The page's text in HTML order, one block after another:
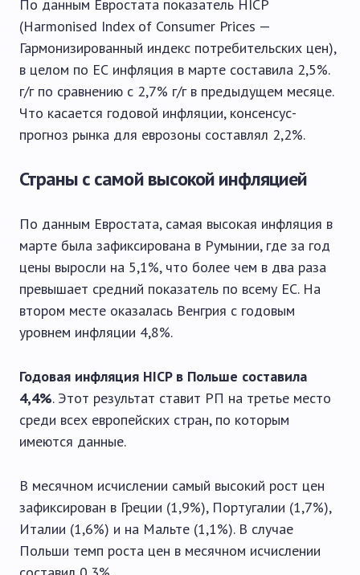
По данным Евростата показатель HICP
(Harmonised Index of Consumer Prices —
Гармонизированный индекс потребительских цен),
в целом по ЕС инфляция в марте составила 2,5%.
г/г по сравнению с 2,7% г/г в предыдущем месяце.
Что касается годовой инфляции, консенсус-
прогноз рынка для еврозоны составлял 2,2%.
Страны с самой высокой инфляцией
По данным Евростата, самая высокая инфляция в
марте была зафиксирована в Румынии, где за год
цены выросли на 5,1%, что более чем в два раза
превышает средний показатель по всему ЕС. На
втором месте оказалась Венгрия с годовым
уровнем инфляции 4,8%.
Годовая инфляция HICP в Польше составила
4,4%. Этот результат ставит РП на третье место
среди всех европейских стран, по которым
имеются данные.
В месячном исчислении самый высокий рост цен
зафиксирован в Греции (1,9%), Португалии (1,7%),
Италии (1,6%) и на Мальте (1,1%). В случае
Польши темп роста цен в месячном исчислении